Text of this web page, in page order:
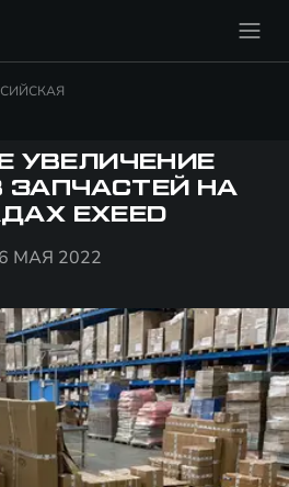
УВЕЛИЧЕНИЕ
ЗАПЧАСТЕЙ НА
EXEED
МАЯ 2022